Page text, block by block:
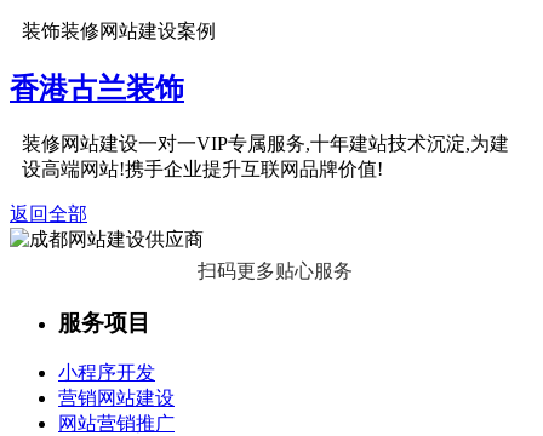
装饰装修网站建设案例
香港古兰装饰
装修网站建设一对一VIP专属服务,十年建站技术沉淀,为建
设高端网站!携手企业提升互联网品牌价值!
返回全部
扫码更多贴心服务
服务项目
小程序开发
营销网站建设
网站营销推广